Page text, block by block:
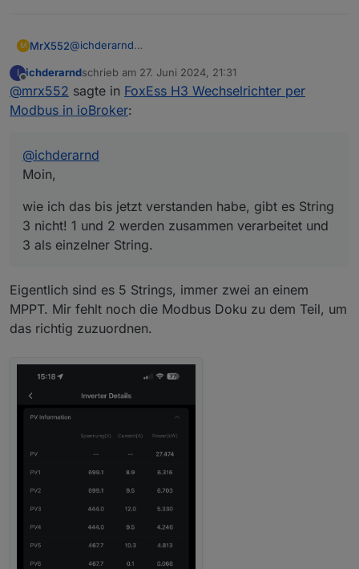
M MrX552@ichderarnd
wie ich das bis jetzt verstanden habe, gibt es String 3
nicht! 1 und 2 werden zusammen verarbeitet und 3 als
einzelner String.
Ich habe bei mir auf der 1 die Panele auf der Ostseite,
Eindruck ist aber bisher, das ich jetzt mehr Leistung
I
Offline
ichderarndschrieb am 27. Juni 2024, 21:31
zuletzt editiert von
@mrx552 sagte in FoxEss H3 Wechselrichter per
Modbus in ioBroker:
@ichderarnd
Moin,
wie ich das bis jetzt verstanden habe, gibt es String
3 nicht! 1 und 2 werden zusammen verarbeitet und
3 als einzelner String.
Eigentlich sind es 5 Strings, immer zwei an einem
MPPT. Mir fehlt noch die Modbus Doku zu dem Teil, um
das richtig zuzuordnen.